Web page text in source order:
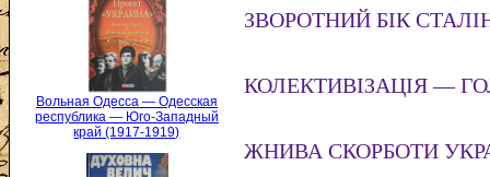
Вольная Одесса — Одесская
республика — Юго-Западный
край (1917-1919)
ЗВОРОТНИЙ БІК
КОЛЕКТИВІЗАЦІЯ —
ЖНИВА СКОРБОТИ